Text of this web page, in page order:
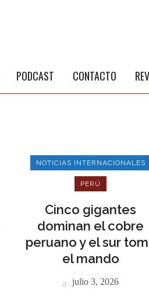
PODCAST CONTACTO
NOTICIAS INTERNACIONALES
PERÚ
Cinco gigantes
dominan el cobre
peruano y el sur
el mando
julio 3, 2026